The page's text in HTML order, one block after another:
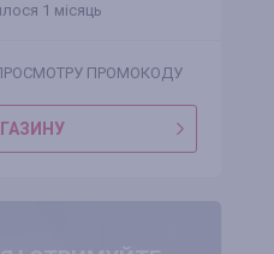
1 місяць
ПРОМОКОДУ